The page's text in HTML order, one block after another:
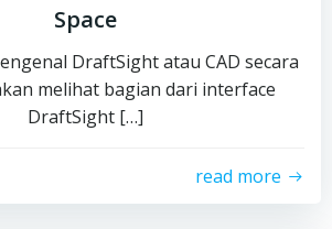
Space
DraftSight atau CAD secara
melihat bagian dari interface
DraftSight […]
read more